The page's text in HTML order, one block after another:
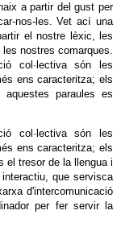
a partir del gust per
nos-les. Vet ací una
el nostre lèxic, les
nostres comarques.
col·lectiva són les
ens caracteritza; els
paraules es
col·lectiva són les
ens caracteritza; els
el tresor de la llengua i
que servisca
d'intercomunicació
per fer servir la